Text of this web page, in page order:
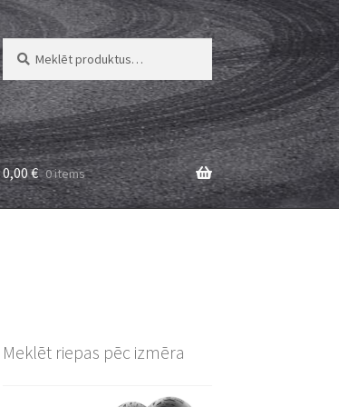
Meklēt:
Meklēt
0,00€ 0 items
Meklēt riepas pēc izmēra